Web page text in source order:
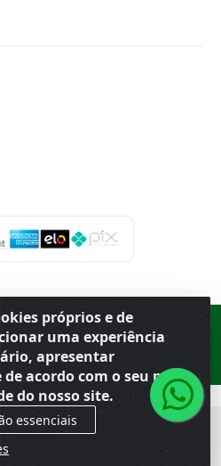
próprios e de
uma experiência
apresentar
acordo com o seu perfil
do nosso site.
essenciais
Porto Ferreira ·BR
· CEP
91